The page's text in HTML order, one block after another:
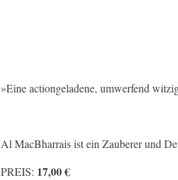
»Eine actiongeladene, umwerfend
Al MacBharrais ist ein Zauberer und
PREIS: 17,00 €